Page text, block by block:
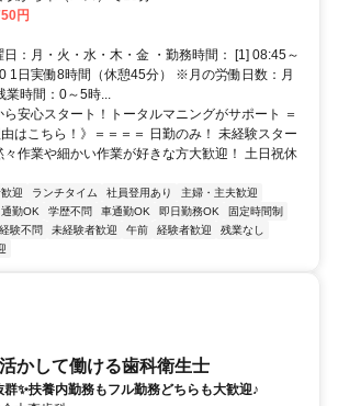
円
：月・火・水・木・金 ・勤務時間： [1] 08:45～
1日実働8時間（休憩45分） ※月の労働日数：月
時間：0～5時...
安心スタート！トータルマニングがサポート ＝
はこちら！》＝＝＝＝ 日勤のみ！ 未経験スター
々作業や細かい作業が好きな方大歓迎！ 土日祝休
迎 ランチタイム 社員登用あり
主婦・主夫歓迎
勤OK 学歴不問 車通勤OK 即日勤務OK
固定時間制
経験不問 未経験者歓迎 午前 経験者歓迎
残業なし
かして働ける歯科衛生士
✨扶養内勤務もフル勤務どちらも大歓迎♪